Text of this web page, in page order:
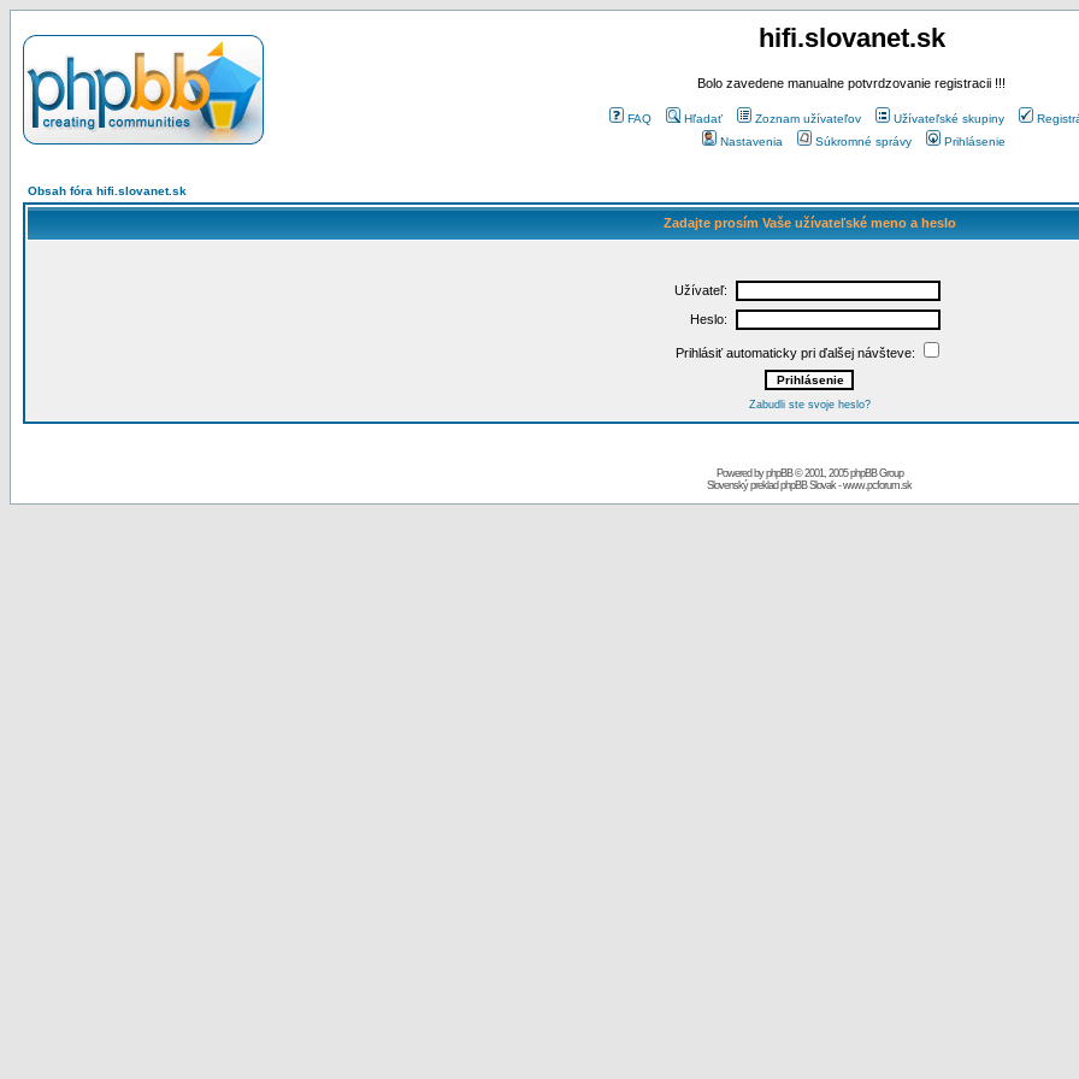
hifi.slovanet.sk
Bolo zavedene manualne potvrdzovanie registracii !!!
FAQ Hľadať Zoznam užívateľov Užívateľské skupiny
Nastavenia
Súkromné správy Prihlásenie
Obsah fóra hifi.slovanet.sk
Zadajte prosím Vaše užívateľské meno a heslo
Užívateľ:
Heslo:
Prihlásiť automaticky pri ďalšej návšteve:
Zabudli ste svoje heslo?
Powered byphpBB© 2001, 2005 phpBB Group
Slovenský preklad phpBB Slovak-www.pcforum.sk